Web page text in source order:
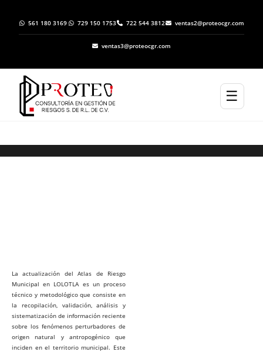
561 180 3169 729 150 1753 722 544 3812 ventas2@proteocgr.com
ventas3@proteocgr.com
☰
La actualización del Atlas de Riesgo
Municipal en LOLOTLA es un proceso
técnico y metodológico que consiste en
la recopilación, validación, análisis y
sistematización de información reciente
sobre los fenómenos perturbadores de
origen natural y antropogénico que
inciden en el territorio municipal. Este